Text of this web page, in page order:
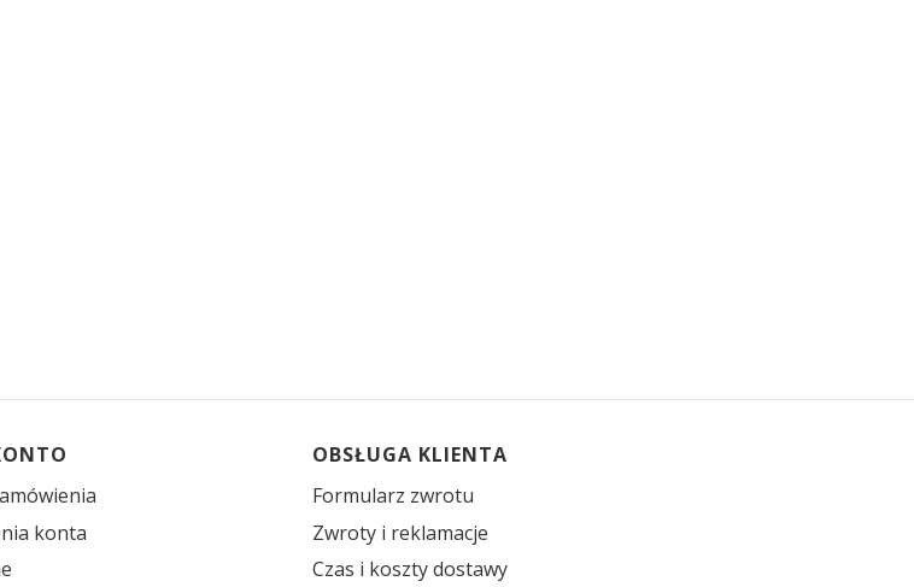
konta
OBSŁUGA KLIENTA
Formularz zwrotu
Zwroty i reklamacje
Czas i koszty dostawy